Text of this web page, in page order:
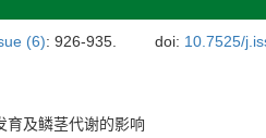
(6): 926-935. doi: 10.7525/
育及鳞茎代谢的影响